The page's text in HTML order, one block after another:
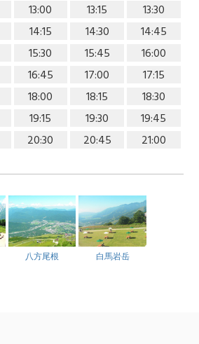
13:00 13:15
13:30
14:15 14:30
14:45
15:30 15:45
16:00
16:45 17:00
17:15
18:00 18:15
18:30
19:15 19:30
19:45
20:30 20:45 21:00
八方尾根 白馬岩岳